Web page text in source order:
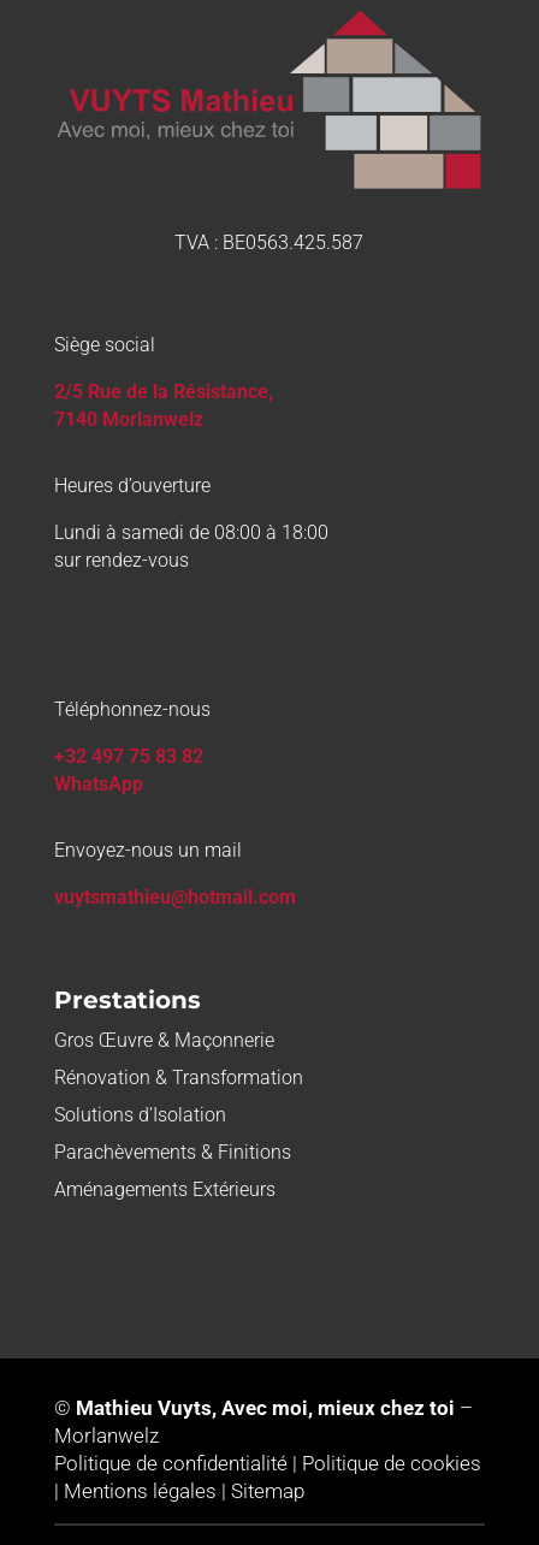
TVA : BE0563.425.587
Siège social
2/5 Rue de la Résistance,
7140 Morlanwelz
Heures d’ouverture
Lundi à samedi de 08:00 à 18:00
sur rendez-vous
Téléphonnez-nous
+32 497 75 83 82
WhatsApp
Envoyez-nous un mail
vuytsmathieu@hotmail.com
Prestations
Gros Œuvre & Maçonnerie
Rénovation & Transformation
Solutions d’Isolation
Parachèvements & Finitions
Aménagements Extérieurs
© Mathieu Vuyts, Avec moi, mieux chez toi –
Morlanwelz
Politique de confidentialité| Politique de cookies
| Mentions légales | Sitemap